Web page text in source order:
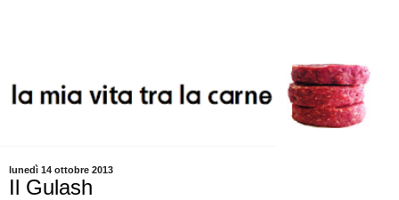
lunedì 14 ottobre 2013
Il Gulash